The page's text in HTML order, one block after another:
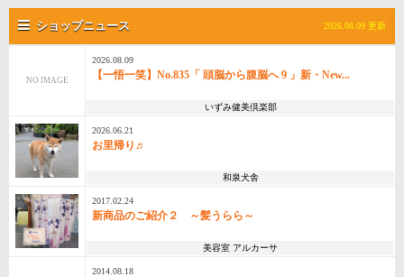
ショップニュース 2026.08.09 更新
NO IMAGE
2026.08.09
【一悟一笑】No.835「 頭脳から腹脳へ 9 」新・New...
いずみ健美倶楽部
2026.06.21
お里帰り♬
和泉犬舎
2017.02.24
新商品のご紹介２ ～髪うらら～
美容室 アルカーサ
2014.08.18